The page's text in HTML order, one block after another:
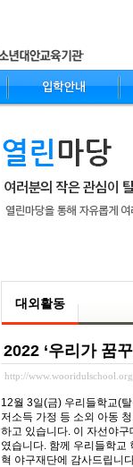
대외활동
2022 ‘우리가 꿈
http://
12월 3일(금) 우리들학교(
저소득 가정 등 소외 아동
하고 있습니다. 이 자선야
였습니다. 함께 우리들학교
혁 야구재단에 감사드립니